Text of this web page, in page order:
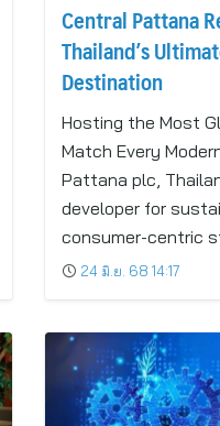
Central Pattana
Thailand’s
Destination
Hosting the Most
Match Every
Pattana plc,
developer for
consumer-centric
24 มิ.ย. 68 14:17